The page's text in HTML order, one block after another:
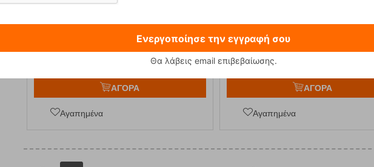
34,95 €
29,95
ΑΓΟΡΑ
Αγαπημένα
ΑΓΟΡΑ
Αγαπημένα
Ενεργοποίησε την εγγραφή σου
Θα λάβεις email επιβεβαίωσης.